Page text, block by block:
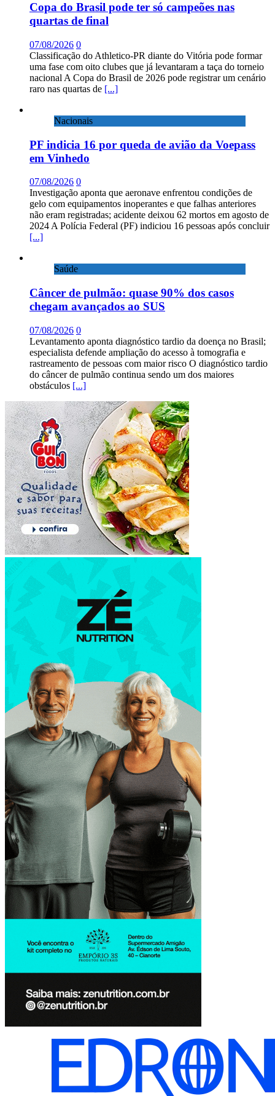
Copa do Brasil pode ter só campeões nas
quartas de final
07/08/2026 0
Classificação do Athletico-PR diante do Vitória pode formar
uma fase com oito clubes que já levantaram a taça do torneio
nacional A Copa do Brasil de 2026 pode registrar um cenário
raro nas quartas de [...]
Nacionais
PF indicia 16 por queda de avião da Voepass
em Vinhedo
07/08/2026 0
Investigação aponta que aeronave enfrentou condições de
gelo com equipamentos inoperantes e que falhas anteriores
não eram registradas; acidente deixou 62 mortos em agosto de
2024 A Polícia Federal (PF) indiciou 16 pessoas após concluir
[...]
Saúde
Câncer de pulmão: quase 90% dos casos
chegam avançados ao SUS
07/08/2026 0
Levantamento aponta diagnóstico tardio da doença no Brasil;
especialista defende ampliação do acesso à tomografia e
rastreamento de pessoas com maior risco O diagnóstico tardio
do câncer de pulmão continua sendo um dos maiores
obstáculos [...]